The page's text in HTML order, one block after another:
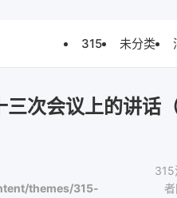
315 未分类
次会议上的讲话
themes/315-
315